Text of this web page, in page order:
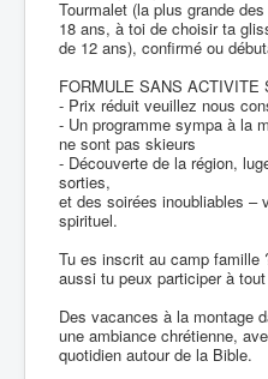
Tourmalet (la plus grande
18 ans, à toi de choisir ta
de 12 ans), confirmé ou
FORMULE SANS ACTIVITE
- Prix réduit veuillez nous
- Un programme sympa à la
ne sont pas skieurs
- Découverte de la région,
sorties,
et des soirées inoubliables –
spirituel.
Tu es inscrit au camp famille
aussi tu peux participer à
Des vacances à la montage
une ambiance chrétienne,
quotidien autour de la Bible.